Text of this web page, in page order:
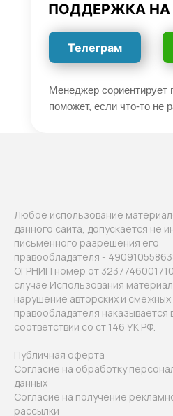
ПОДДЕРЖКА НА
Телеграм
Менеджер сориентирует
поможет, если что-то не
Любое использование
данного сайта, допускается не
письменного разрешения его
правообладателя -
ОГРНИП номер от
случае Использования
нарушение авторских и смежных
правообладателя наказывается
соответствии со ст 146 УК РФ.
Публичная оферта
Согласие на обработку
данных
Согласие на получение
рассылки